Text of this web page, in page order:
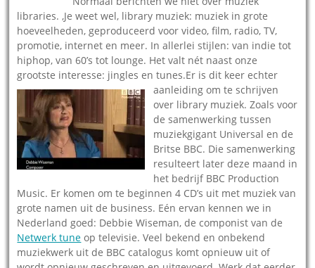
libraries. ,Je weet wel, library muziek: muziek in grote
hoeveelheden, geproduceerd voor video, film, radio, TV,
promotie, internet en meer. In allerlei stijlen: van indie tot
hiphop, van 60’s tot lounge. Het valt nét naast onze
grootste interesse: jingles en tunes.Er is dit keer echter
aanleiding om te schrijven
over library muziek. Zoals voor
de samenwerking tussen
muziekgigant Universal en de
Britse BBC. Die samenwerking
resulteert later deze maand in
het bedrijf BBC Production
Music. Er komen om te beginnen 4 CD’s uit met muziek van
grote namen uit de business. Eén ervan kennen we in
Nederland goed: Debbie Wiseman, de componist van de
Netwerk tune op televisie. Veel bekend en onbekend
muziekwerk uit de BBC catalogus komt opnieuw uit of